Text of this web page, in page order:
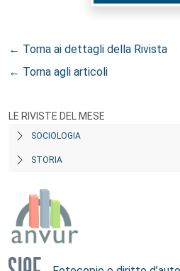
← Torna ai dettagli della Rivista
← Torna agli articoli
LE RIVISTE DEL MESE
SOCIOLOGIA
STORIA